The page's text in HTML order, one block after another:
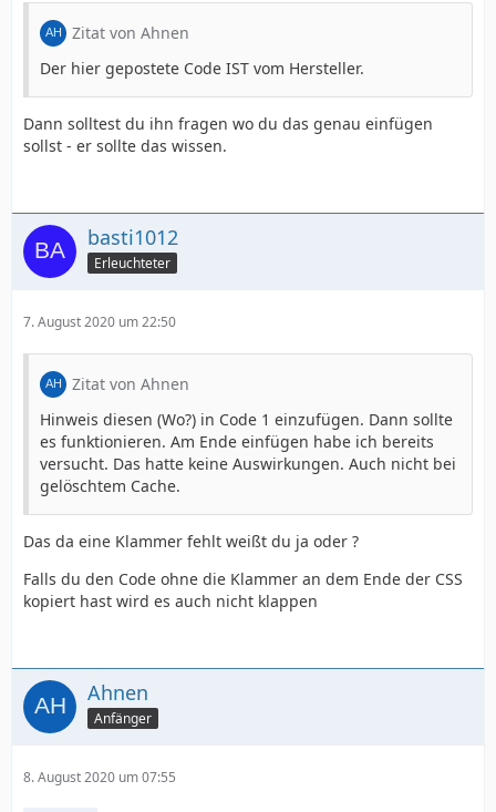
Zitat von Ahnen
Der hier gepostete Code IST vom Hersteller.
Dann solltest du ihn fragen wo du das genau einfügen
sollst - er sollte das wissen.
basti1012
Erleuchteter
7. August 2020 um 22:50
Zitat von Ahnen
Hinweis diesen (Wo?) in Code 1 einzufügen. Dann sollte
es funktionieren. Am Ende einfügen habe ich bereits
versucht. Das hatte keine Auswirkungen. Auch nicht bei
gelöschtem Cache.
Das da eine Klammer fehlt weißt du ja oder ?
Falls du den Code ohne die Klammer an dem Ende der CSS
kopiert hast wird es auch nicht klappen
Ahnen
Anfänger
8. August 2020 um 07:55